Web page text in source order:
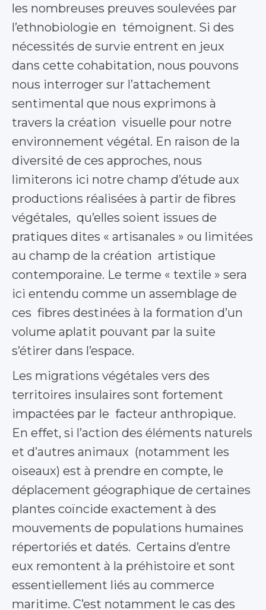
les nombreuses preuves soulevées par
l’ethnobiologie en témoignent. Si des
nécessités de survie entrent en jeux
dans cette cohabitation, nous pouvons
nous interroger sur l’attachement
sentimental que nous exprimons à
travers la création visuelle pour notre
environnement végétal. En raison de la
diversité de ces approches, nous
limiterons ici notre champ d’étude aux
productions réalisées à partir de fibres
végétales, qu’elles soient issues de
pratiques dites « artisanales » ou limitées
au champ de la création artistique
contemporaine. Le terme « textile » sera
ici entendu comme un assemblage de
ces fibres destinées à la formation d’un
volume aplatit pouvant par la suite
s’étirer dans l’espace.
Les migrations végétales vers des
territoires insulaires sont fortement
impactées par le facteur anthropique.
En effet, si l’action des éléments naturels
et d’autres animaux (notamment les
oiseaux) est à prendre en compte, le
déplacement géographique de certaines
plantes coïncide exactement à des
mouvements de populations humaines
répertoriés et datés. Certains d’entre
eux remontent à la préhistoire et sont
essentiellement liés au commerce
maritime. C’est notamment le cas des